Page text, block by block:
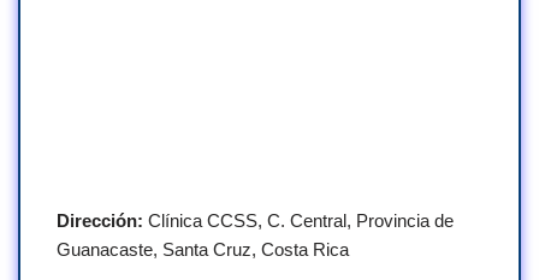
Dirección: Clínica CCSS, C. Central, Provincia de
Guanacaste, Santa Cruz, Costa Rica